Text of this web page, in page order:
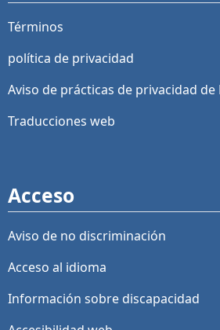
Términos
política de privacidad
Aviso de prácticas de privacidad de
Traducciones web
Acceso
Aviso de no discriminación
Acceso al idioma
Información sobre discapacidad